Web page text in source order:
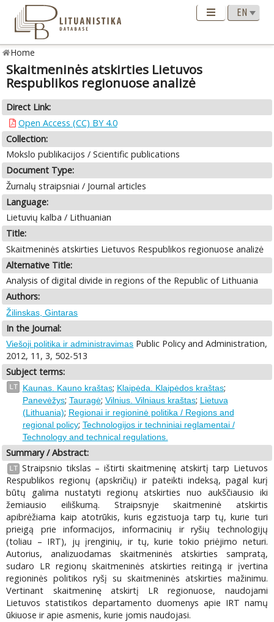
Home
Skaitmeninės atskirties Lietuvos
Respublikos regionuose analizė
Direct Link:
Open Access (CC) BY 4.0
Collection:
Mokslo publikacijos / Scientific publications
Document Type:
Žurnalų straipsniai / Journal articles
Language:
Lietuvių kalba / Lithuanian
Title:
Skaitmeninės atskirties Lietuvos Respublikos regionuose analizė
Alternative Title:
Analysis of digital divide in regions of the Republic of Lithuania
Authors:
Žilinskas, Gintaras
In the Journal:
Viešoji politika ir administravimas Public Policy and Administration,
2012, 11, 3, 502-513
Subject terms:
LT Kaunas. Kauno kraštas; Klaipėda. Klaipėdos kraštas;
Panevėžys; Tauragė; Vilnius. Vilniaus kraštas; Lietuva
(Lithuania); Regionai ir regioninė politika / Regions and
regional policy; Technologijos ir techniniai reglamentai /
Technology and technical regulations.
Summary / Abstract:
LT Straipsnio tikslas – ištirti skaitmeninę atskirtį tarp Lietuvos
Respublikos regionų (apskričių) ir pateikti indeksą, pagal kurį
būtų galima nustatyti regionų atskirties nuo aukščiausio iki
žemiausio eiliškumą. Straipsnyje skaitmeninė atskirtis
apibrėžiama kaip atotrūkis, kuris egzistuoja tarp tų, kurie turi
prieigą prie informacijos, informacinių ir ryšių technologijų
(toliau – IRT), jų įrenginių, ir tų, kurie tokio priėjimo neturi.
Autorius, analizuodamas skaitmeninės atskirties sampratą,
sudaro LR regionų skaitmeninės atskirties reitingą ir įvertina
regioninės politikos ryšį su skaitmeninės atskirties mažinimu.
Vertinant skaitmeninę atskirtį LR regionuose, naudojami
Lietuvos statistikos departamento duomenys apie IRT namų
ūkiuose ir apie asmenis, kurie jomis naudojasi.